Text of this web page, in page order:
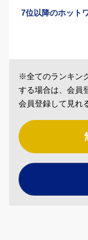
7位以降のホット
※全てのランキン
する場合は、会員
会員登録して見れ